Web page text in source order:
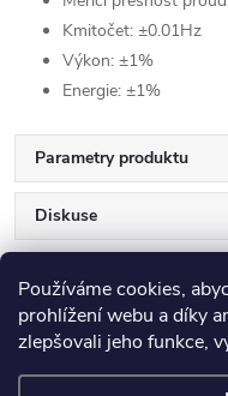
Používáme cookies,
prohlížení webu a díky
zlepšovali jeho funkce,
Kmitočet: ±0.01Hz
Výkon: ±1%
Energie: ±1%
Parametry produktu
Diskuse